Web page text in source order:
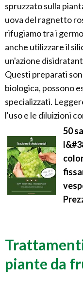
spruzzato sulla
uova del ragnetto
rifugiamo tra i
anche utilizzare il
un'azione
Questi preparati
biologica, possono
specializzati.
l'uso e le diluizioni
50
piante da